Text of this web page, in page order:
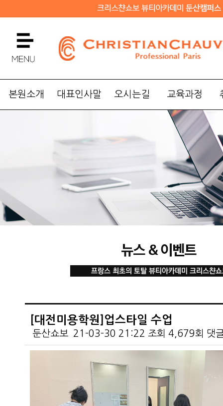
본원소개 대표인사말 오시는길 교육과정
[대전미용학원]업스타일 수업
둔산쇼보 21-03-30 21:22 조회 4,679회 댓
본문